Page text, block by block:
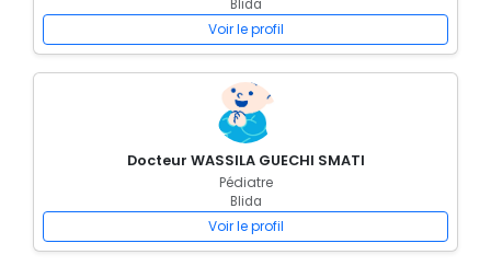
Blida
Voir le profil
Docteur WASSILA GUECHI SMATI
Pédiatre
Blida
Voir le profil